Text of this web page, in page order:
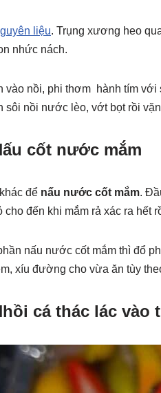
liệu. Trụng xương heo
nhức nách.
vào nồi, phi thơm hành tím
sôi nồi nước lèo, vớt bọt rồi
cốt nước mắm
để nấu nước cốt mắm.
cho đến khi mắm rả xác ra hết
nấu nước cốt mắm thì đổ
xíu đường cho vừa ăn tùy
cá thác lác vào